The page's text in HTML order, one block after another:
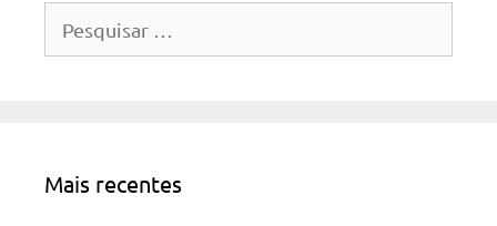
por:
Mais recentes